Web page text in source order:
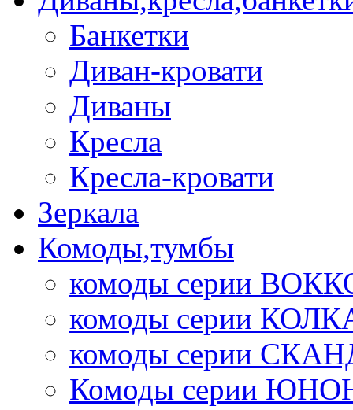
Банкетки
Диван-кровати
Диваны
Кресла
Кресла-кровати
Зеркала
Комоды,тумбы
комоды серии
комоды серии
комоды серии
Комоды серии